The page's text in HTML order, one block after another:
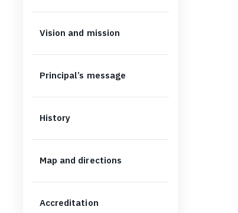
Vision and mission
Principal’s message
History
Map and directions
Accreditation